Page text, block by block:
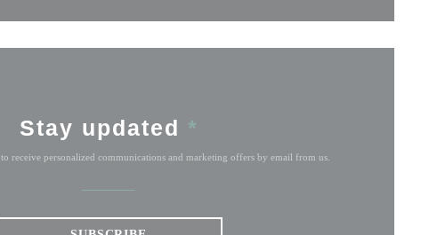
Stay updated *
receive personalized communications and marketing offers by email from us.